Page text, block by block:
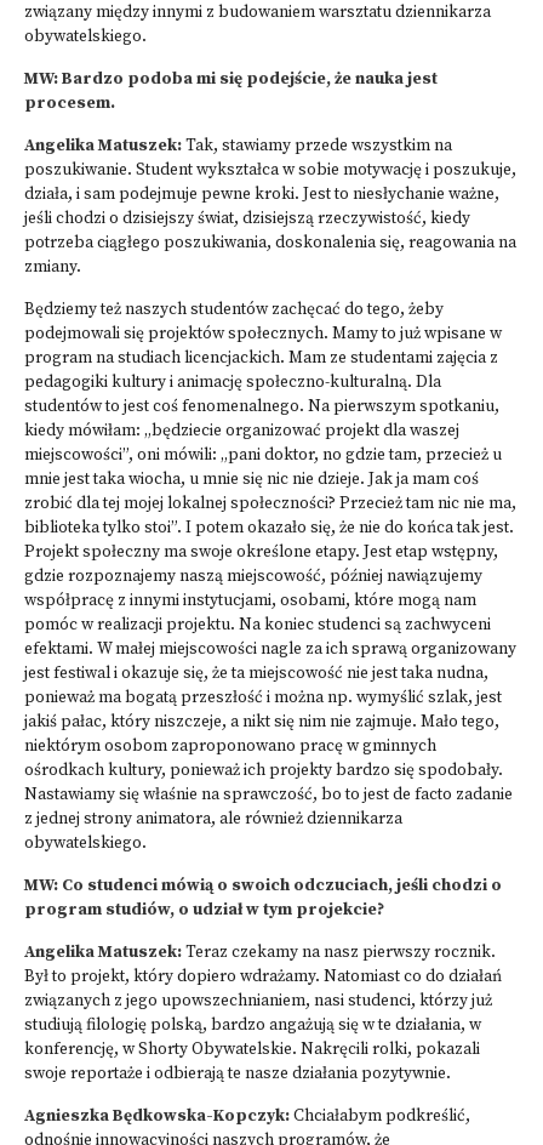
związany między innymi z budowaniem warsztatu dziennikarza
obywatelskiego.
MW: Bardzo podoba mi się podejście, że nauka jest
procesem.
Angelika Matuszek:Tak, stawiamy przede wszystkim na
poszukiwanie. Student wykształca w sobie motywację i poszukuje,
działa, i sam podejmuje pewne kroki. Jest to niesłychanie ważne,
jeśli chodzi o dzisiejszy świat, dzisiejszą rzeczywistość, kiedy
potrzeba ciągłego poszukiwania, doskonalenia się, reagowania na
zmiany.
Będziemy też naszych studentów zachęcać do tego, żeby
podejmowali się projektów społecznych. Mamy to już wpisane w
program na studiach licencjackich. Mam ze studentami zajęcia z
pedagogiki kultury i animację społeczno-kulturalną. Dla
studentów to jest coś fenomenalnego. Na pierwszym spotkaniu,
kiedy mówiłam: „będziecie organizować projekt dla waszej
miejscowości”, oni mówili: „pani doktor, no gdzie tam, przecież u
mnie jest taka wiocha, u mnie się nic nie dzieje. Jak ja mam coś
zrobić dla tej mojej lokalnej społeczności? Przecież tam nic nie ma,
biblioteka tylko stoi”. I potem okazało się, że nie do końca tak jest.
Projekt społeczny ma swoje określone etapy. Jest etap wstępny,
gdzie rozpoznajemy naszą miejscowość, później nawiązujemy
współpracę z innymi instytucjami, osobami, które mogą nam
pomóc w realizacji projektu. Na koniec studenci są zachwyceni
efektami. W małej miejscowości nagle za ich sprawą organizowany
jest festiwal i okazuje się, że ta miejscowość nie jest taka nudna,
ponieważ ma bogatą przeszłość i można np. wymyślić szlak, jest
jakiś pałac, który niszczeje, a nikt się nim nie zajmuje. Mało tego,
niektórym osobom zaproponowano pracę w gminnych
ośrodkach kultury, ponieważ ich projekty bardzo się spodobały.
Nastawiamy się właśnie na sprawczość, bo to jest de facto zadanie
z jednej strony animatora, ale również dziennikarza
obywatelskiego.
MW: Co studenci mówią o swoich odczuciach, jeśli chodzi o
program studiów, o udział w tym projekcie?
Angelika Matuszek:Teraz czekamy na nasz pierwszy rocznik.
Był to projekt, który dopiero wdrażamy. Natomiast co do działań
związanych z jego upowszechnianiem, nasi studenci, którzy już
studiują filologię polską, bardzo angażują się w te działania, w
konferencję, w Shorty Obywatelskie. Nakręcili rolki, pokazali
swoje reportaże i odbierają te nasze działania pozytywnie.
Agnieszka Będkowska-Kopczyk:Chciałabym podkreślić,
odnośnie innowacyjności naszych programów, że